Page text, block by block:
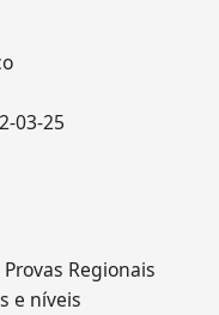
03-25
Regionais
e níveis